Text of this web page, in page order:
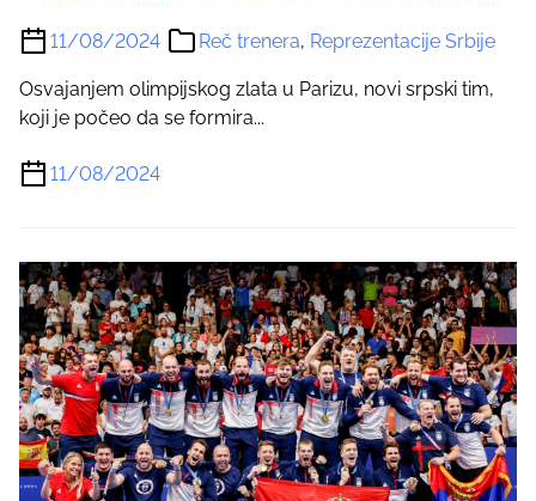
11/08/2024 Reč trenera, Reprezentacije Srbije
Osvajanjem olimpijskog zlata u Parizu, novi srpski tim,
koji je počeo da se formira...
11/08/2024